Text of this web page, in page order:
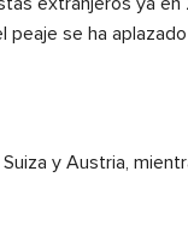
se ha
y Austria,